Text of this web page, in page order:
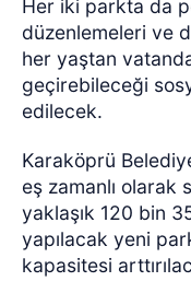
Her iki parkta da
düzenlemeleri ve
her yaştan
geçirebileceği
edilecek.
Karaköprü
eş zamanlı olarak
yaklaşık 120 bin
yapılacak yeni
kapasitesi